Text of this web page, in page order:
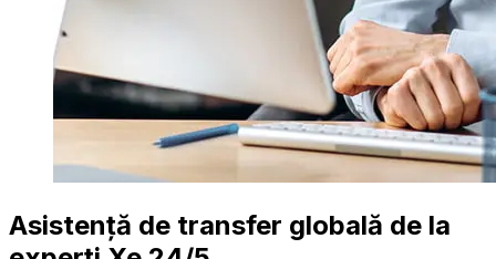
Asistență de transfer globală de la